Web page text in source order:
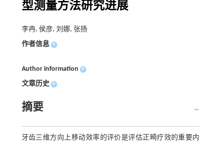
型测量方法研究进展
李冉, 侯彦, 刘娜, 张扬
作者信息 +
Author information +
文章历史 +
摘要
牙齿三维方向上移动效率的评价是评估正畸疗效的重要内